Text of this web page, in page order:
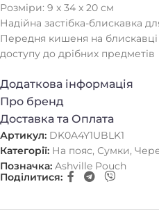
Розміри: 9 x 34 x 20 см
Надійна застібка-блискавка
Передня кишеня на
доступу до дрібних предметів
Додаткова інформація
Про бренд
Доставка та Оплата
Артикул: DK0A4Y1UBLK1
Категорії: На пояс, Сумки,
Позначка: Ashville Pouch
Поділитися: